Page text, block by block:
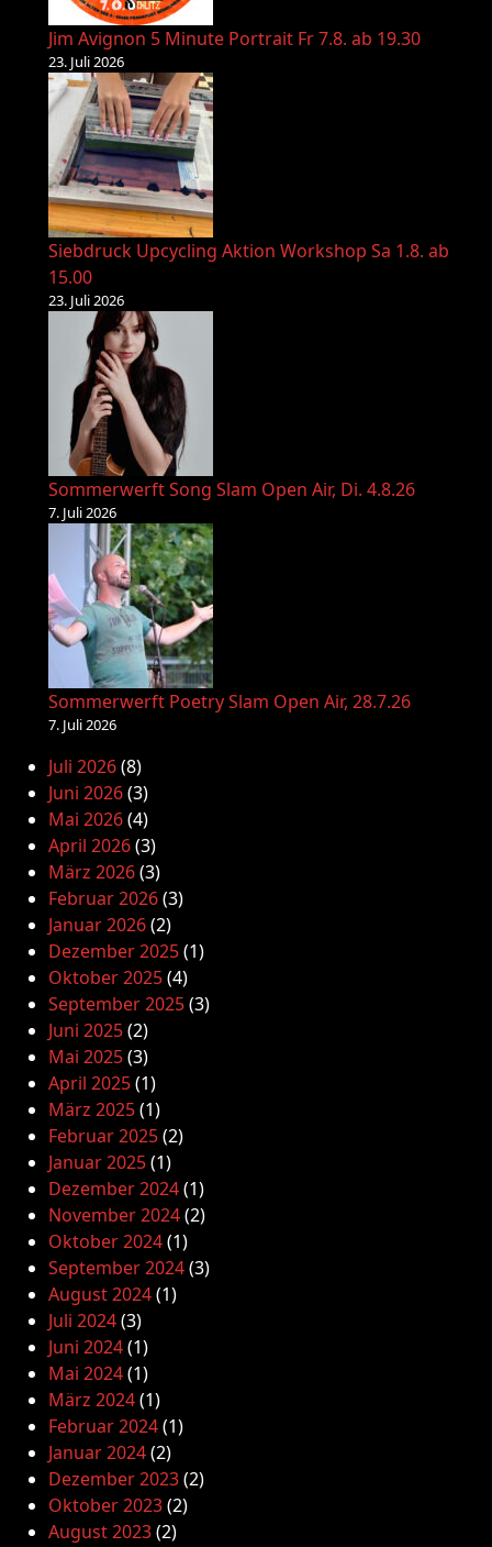
Jim Avignon 5 Minute Portrait Fr 7.8. ab 19.30
23. Juli 2026
Siebdruck Upcycling Aktion Workshop Sa 1.8. ab
15.00
23. Juli 2026
Sommerwerft Song Slam Open Air, Di. 4.8.26
7. Juli 2026
Sommerwerft Poetry Slam Open Air, 28.7.26
7. Juli 2026
Juli 2026(8)
Juni 2026(3)
Mai 2026(4)
April 2026(3)
März 2026(3)
Februar 2026(3)
Januar 2026(2)
Dezember 2025(1)
Oktober 2025(4)
September 2025(3)
Juni 2025(2)
Mai 2025(3)
April 2025(1)
März 2025(1)
Februar 2025(2)
Januar 2025(1)
Dezember 2024(1)
November 2024(2)
Oktober 2024(1)
September 2024(3)
August 2024(1)
Juli 2024(3)
Juni 2024(1)
Mai 2024(1)
März 2024(1)
Februar 2024(1)
Januar 2024(2)
Dezember 2023(2)
Oktober 2023(2)
August 2023(2)